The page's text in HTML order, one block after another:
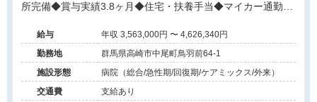
所完備◆賞与実績3.8ヶ月◆住宅・扶養手当◆マイカー通勤
給与
年収 3,563,000円 〜 4,626,340円
勤務地
群馬県高崎市中尾町鳥羽前64-1
施設形態
病院（総合/急性期/回復期/ケアミックス/外来）
交通費
支給あり